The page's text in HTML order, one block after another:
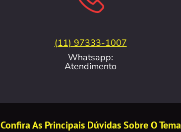
(11) 97333-1007
Whatsapp:
Atendimento
Confira As Principais Dúvidas Sobre O Tema